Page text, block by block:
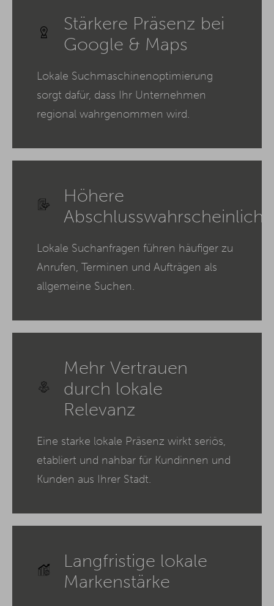
Stärkere Präsenz bei
Google & Maps
Lokale Suchmaschinenoptimierung
sorgt dafür, dass Ihr Unternehmen
regional wahrgenommen wird.
Höhere
Lokale Suchanfragen führen häufiger zu
Anrufen, Terminen und Aufträgen als
allgemeine Suchen.
Mehr Vertrauen
durch lokale
Relevanz
Eine starke lokale Präsenz wirkt seriös,
etabliert und nahbar für Kundinnen und
Kunden aus Ihrer Stadt.
Langfristige lokale
Markenstärke